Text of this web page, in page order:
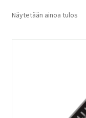
Näytetään ainoa tulos